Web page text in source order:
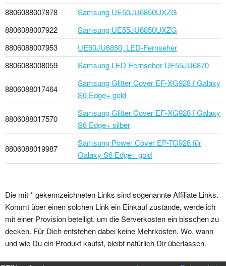
8806088007878
Samsung UE50JU6850UXZG
8806088007922
Samsung UE55JU6850UXZG
8806088007953
UE60JU6850, LED-Fernseher
8806088008059
Samsung LED-Fernseher UE55JU6870
8806088017464
Samsung Glitter Cover EF-XG928 f Galaxy
S6 Edge+ gold
8806088017570
Samsung Glitter Cover EF-XG928 f Galaxy
S6 Edge+ silber
8806088019987
Samsung Power Cover EP-TG928 für
Galaxy S6 Edge+ gold
Die mit * gekennzeichneten Links sind sogenannte Affiliate Links.
Kommt über einen solchen Link ein Einkauf zustande, werde ich
mit einer Provision beteiligt, um die Serverkosten ein bisschen zu
decken. Für Dich entstehen dabei keine Mehrkosten. Wo, wann
und wie Du ein Produkt kaufst, bleibt natürlich Dir überlassen.